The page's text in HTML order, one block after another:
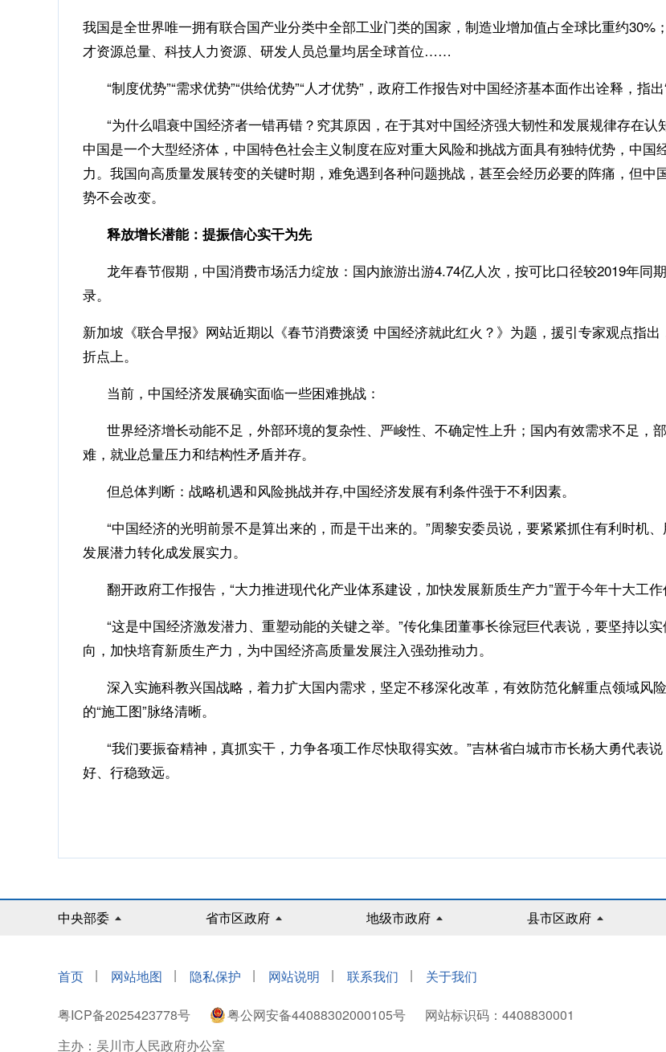
我国是全世界唯一拥有联合国产业分类中全部工业门类的国家，制造业增加值占全球比重约
才资源总量、科技人力资源、研发人员总量均居全球首位……
“制度优势”“需求优势”“供给优势”“人才优势”，政府工作报告对中国经济基本面作出诠释，指出
“为什么唱衰中国经济者一错再错？究其原因，在于其对中国经济强大韧性和发展规律存在认
中国是一个大型经济体，中国特色社会主义制度在应对重大风险和挑战方面具有独特优势，中
力。我国向高质量发展转变的关键时期，难免遇到各种问题挑战，甚至会经历必要的阵痛，但
势不会改变。
释放增长潜能：提振信心实干为先
龙年春节假期，中国消费市场活力绽放：国内旅游出游4.74亿人次，按可比口径较2019年同
录。
新加坡《联合早报》网站近期以《春节消费滚烫 中国经济就此红火？》为题，援引专家观点指
折点上。
当前，中国经济发展确实面临一些困难挑战：
世界经济增长动能不足，外部环境的复杂性、严峻性、不确定性上升；国内有效需求不足，
难，就业总量压力和结构性矛盾并存。
但总体判断：战略机遇和风险挑战并存,中国经济发展有利条件强于不利因素。
“中国经济的光明前景不是算出来的，而是干出来的。”周黎安委员说，要紧紧抓住有利时机
发展潜力转化成发展实力。
翻开政府工作报告，“大力推进现代化产业体系建设，加快发展新质生产力”置于今年十大工作
“这是中国经济激发潜力、重塑动能的关键之举。”传化集团董事长徐冠巨代表说，要坚持以
向，加快培育新质生产力，为中国经济高质量发展注入强劲推动力。
深入实施科教兴国战略，着力扩大国内需求，坚定不移深化改革，有效防范化解重点领域
的“施工图”脉络清晰。
“我们要振奋精神，真抓实干，力争各项工作尽快取得实效。”吉林省白城市市长杨大勇代表
好、行稳致远。
中央部委 省市区政府 地级市政府 县市区政府
首页 | 网站地图 | 隐私保护 | 网站说明 | 联系我们 | 关于我们
粤ICP备2025423778号 粤公网安备44088302000105号
网站标识码：4408830001
主办：吴川市人民政府办公室